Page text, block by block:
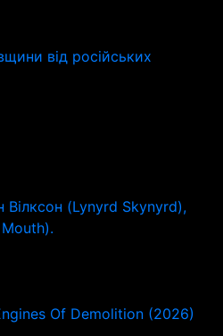
від російських
(Lynyrd Skynyrd),
Of Demolition (2026)